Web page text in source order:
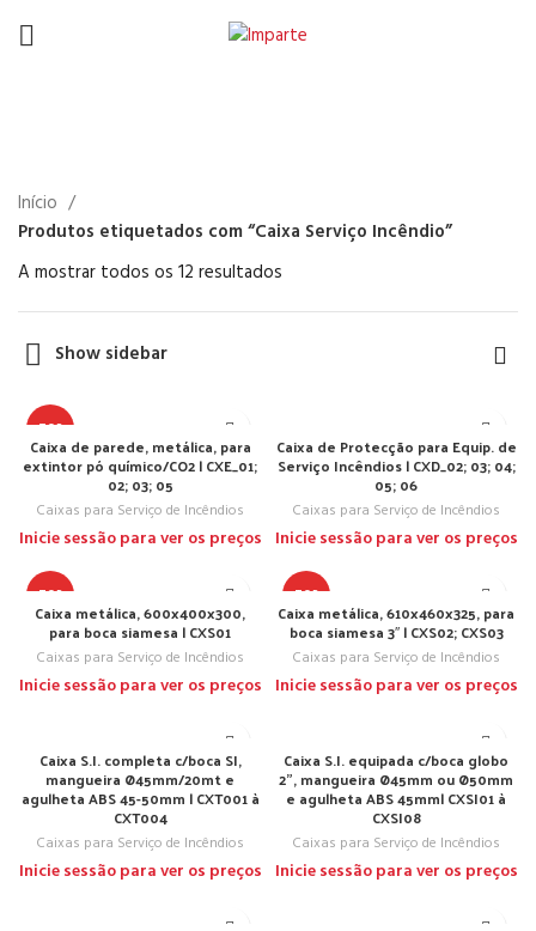
Início
Produtos etiquetados com “Caixa Serviço Incêndio”
A mostrar todos os 12 resultados
Show sidebar
TOP
Caixa de parede, metálica, para
extintor pó químico/CO2 | CXE_01;
02; 03; 05
Caixas para Serviço de Incêndios
Inicie sessão para ver os preços
Caixa de Protecção para Equip. de
Serviço Incêndios | CXD_02; 03; 04;
05; 06
Caixas para Serviço de Incêndios
Inicie sessão para ver os preços
TOP
Caixa metálica, 600x400x300,
para boca siamesa | CXS01
Caixas para Serviço de Incêndios
Inicie sessão para ver os preços
TOP
Caixa metálica, 610x460x325, para
boca siamesa 3″ | CXS02; CXS03
Caixas para Serviço de Incêndios
Inicie sessão para ver os preços
Caixa S.I. completa c/boca SI,
mangueira Ø45mm/20mt e
agulheta ABS 45-50mm | CXT001 à
CXT004
Caixas para Serviço de Incêndios
Inicie sessão para ver os preços
Caixa S.I. equipada c/boca globo
2”, mangueira Ø45mm ou Ø50mm
e agulheta ABS 45mm| CXSI01 à
CXSI08
Caixas para Serviço de Incêndios
Inicie sessão para ver os preços